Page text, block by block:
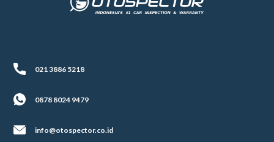
021 3886 5218
0878 8024 9479
info@otospector.co.id